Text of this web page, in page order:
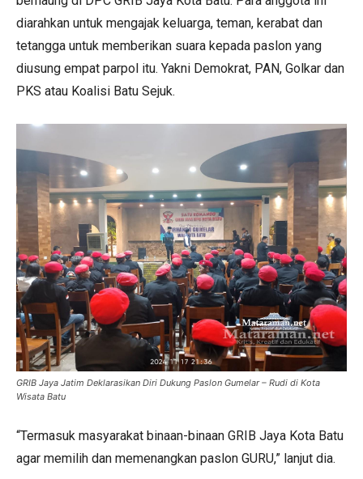
diarahkan untuk mengajak keluarga, teman, kerabat dan
tetangga untuk memberikan suara kepada paslon yang
diusung empat parpol itu. Yakni Demokrat, PAN, Golkar dan
PKS atau Koalisi Batu Sejuk.
GRIB Jaya Jatim Deklarasikan Diri Dukung Paslon Gumelar – Rudi di Kota
Wisata Batu
“Termasuk masyarakat binaan-binaan GRIB Jaya Kota Batu
agar memilih dan memenangkan paslon GURU,” lanjut dia.